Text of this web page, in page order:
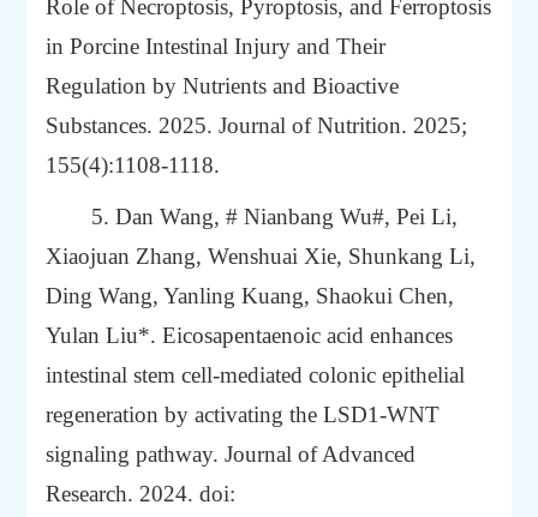
Role of Necroptosis, Pyroptosis, and Ferroptosis
in Porcine Intestinal Injury and Their
Regulation byNutrients and Bioactive
Substances. 2025. Journal of Nutrition. 2025;
155(4):1108-1118.
5. Dan Wang, # Nianbang Wu#, Pei Li,
Xiaojuan Zhang, Wenshuai Xie, Shunkang Li,
Ding Wang, Yanling Kuang, Shaokui Chen,
Yulan Liu*. Eicosapentaenoic acid enhances
intestinal stem cell-mediated colonic epithelial
regeneration by activating the LSD1-WNT
signaling pathway. Journal of Advanced
Research. 2024. doi: